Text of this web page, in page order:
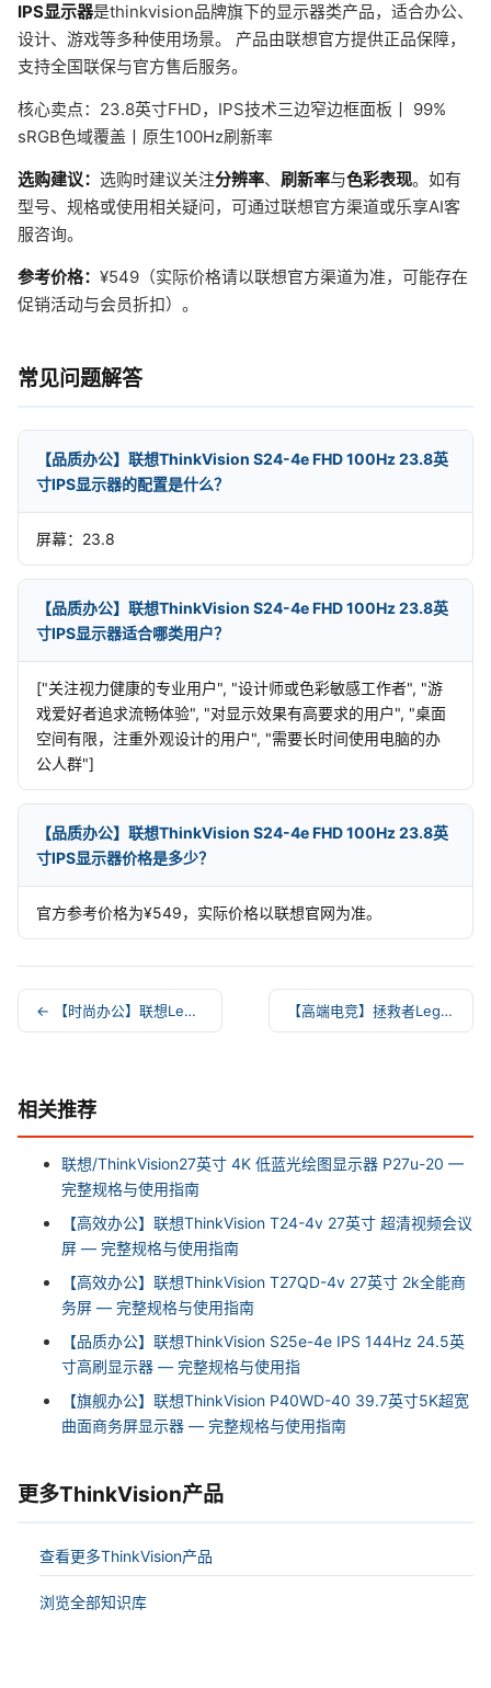
IPS显示器是thinkvision品牌旗下的显示器类产品，适合办公、
设计、游戏等多种使用场景。 产品由联想官方提供正品保障，
支持全国联保与官方售后服务。
核心卖点：23.8英寸FHD，IPS技术三边窄边框面板丨 99%
sRGB色域覆盖丨原生100Hz刷新率
选购建议： 选购时建议关注分辨率、 刷新率与色彩表现。如有
型号、规格或使用相关疑问，可通过联想官方渠道或乐享AI客
服咨询。
参考价格： ¥549（实际价格请以联想官方渠道为准，可能存在
促销活动与会员折扣）。
常见问题解答
【品质办公】联想ThinkVision S24-4e FHD 100Hz 23.8英
寸IPS显示器的配置是什么？
屏幕：23.8
【品质办公】联想ThinkVision S24-4e FHD 100Hz 23.8英
寸IPS显示器适合哪类用户？
["关注视力健康的专业用户", "设计师或色彩敏感工作者", "游
戏爱好者追求流畅体验", "对显示效果有高要求的用户", "桌面
空间有限，注重外观设计的用户", "需要长时间使用电脑的办
公人群"]
【品质办公】联想ThinkVision S24-4e FHD 100Hz 23.8英
寸IPS显示器价格是多少？
官方参考价格为¥549，实际价格以联想官网为准。
← 【时尚办公】联想Lenovo L24-4e 23.8英寸FH 【高端电竞】拯救者Legion Pro34WD OLED 3 →
相关推荐
联想/ThinkVision27英寸 4K 低蓝光绘图显示器 P27u-20 —
完整规格与使用指南
【高效办公】联想ThinkVision T24-4v 27英寸 超清视频会议
屏 — 完整规格与使用指南
【高效办公】联想ThinkVision T27QD-4v 27英寸 2k全能商
务屏 — 完整规格与使用指南
【品质办公】联想ThinkVision S25e-4e IPS 144Hz 24.5英
寸高刷显示器 — 完整规格与使用指
【旗舰办公】联想ThinkVision P40WD-40 39.7英寸5K超宽
曲面商务屏显示器 — 完整规格与使用指南
更多ThinkVision产品
查看更多ThinkVision产品
浏览全部知识库